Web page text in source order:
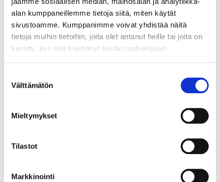
alan kumppaneillemme tietoja siitä, miten käytät
sivustoamme. Kumppanimme voivat yhdistää näitä
tietoja muihin tietoihin, joita olet antanut heille tai joita on
kerätty, kun olet käyttänyt heidän palvelujaan.
valinta
Välttämätön
Mieltymykset
Tilastot
Markkinointi